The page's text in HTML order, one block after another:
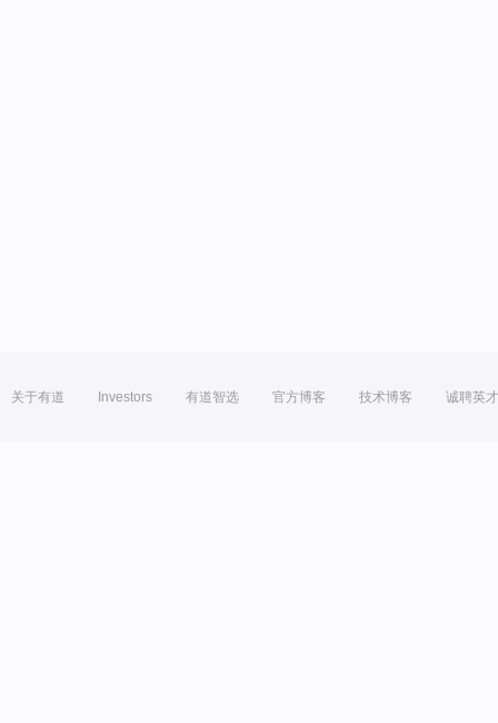
关于有道 Investors 有道智选 官方博客 技术博客 诚聘英才